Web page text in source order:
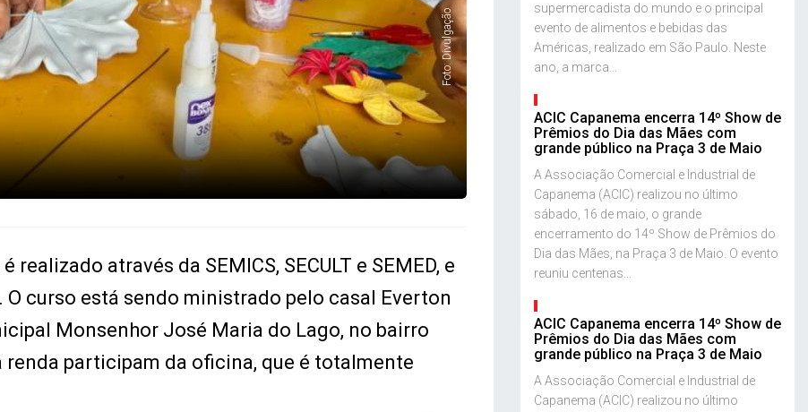
Foto: Divulgação
através da SEMICS, SECULT e SEMED, e
curso está sendo ministrado pelo casal Everton
Monsenhor José Maria do Lago, no bairro
renda participam da oficina, que é totalmente
supermercadista do mundo e o principal
evento de alimentos e bebidas das
Américas, realizado em São Paulo. Neste
ano, a marca...
ACIC Capanema encerra 14º Show de
Prêmios do Dia das Mães com
grande público na Praça 3 de Maio
A Associação Comercial e Industrial de
Capanema (ACIC) realizou no último
sábado, 16 de maio, o grande
encerramento do 14º Show de Prêmios do
Dia das Mães, na Praça 3 de Maio. O evento
reuniu centenas...
ACIC Capanema encerra 14º Show de
Prêmios do Dia das Mães com
grande público na Praça 3 de Maio
A Associação Comercial e Industrial de
Capanema (ACIC) realizou no último